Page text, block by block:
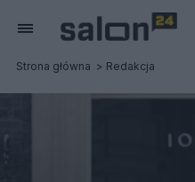
Strona główna Redakcja